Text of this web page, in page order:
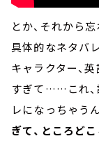
とか、それから
具体的なネタバ
キャラクター、
すぎて……これ、
レになっちゃう
ぎて、ところど